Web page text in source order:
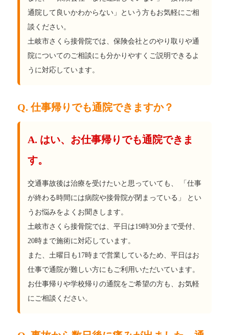
通院して良いかわからない」という方もお気軽にご相
談ください。
土岐市さくら接骨院では、保険会社とのやり取りや通
院についてのご相談にも分かりやすくご説明できるよ
うに対応しています。
Q. 仕事帰りでも通院できますか？
A. はい、お仕事帰りでも通院できま
す。
交通事故後は治療を受けたいと思っていても、 「仕事
が終わる時間には病院や接骨院が閉まっている」 とい
うお悩みをよくお聞きします。
土岐市さくら接骨院では、平日は19時30分まで受付、
20時まで施術に対応しています。
また、土曜日も17時まで営業しているため、平日はお
仕事で通院が難しい方にもご利用いただいています。
お仕事帰りや学校帰りの通院をご希望の方も、お気軽
にご相談ください。